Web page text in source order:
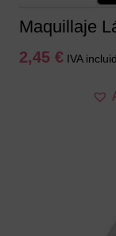
Maquillaje
2,45 € IVA